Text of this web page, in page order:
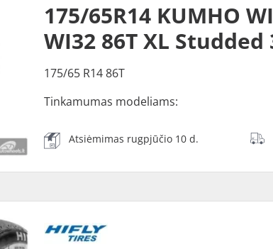
175/65R14 KUMHO
WI32 86T XL Studded
175/65 R14 86T
Tinkamumas modeliams:
Atsiėmimas rugpjūčio 10 d.